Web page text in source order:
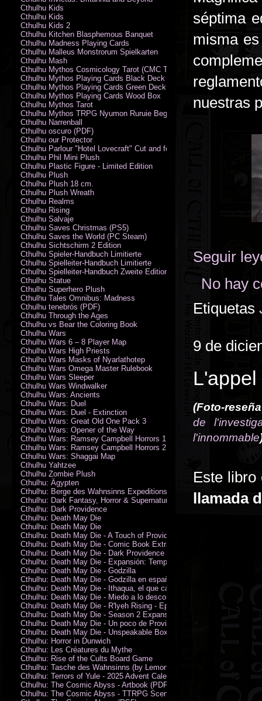
séptima
misma
nuestras
Seguir
No hay
Etiquetas
9 de
(Foto-
de
l'innommable
Este
llamada
Cthulhu Kids
Cthulhu Kids
Cthulhu Kids 2
Cthulhu Kitchen Blasphemous Banquet
Cthulhu Madness Playing Cards
Cthulhu Malleus Monstrorum Spielkarten
Cthulhu Mash
Cthulhu Mythos Cosmicology Tarot (CMC Tarot - Old Whispers)
Cthulhu Mythos Playing Cards Black Deck
Cthulhu Mythos Playing Cards Green Deck
Cthulhu Mythos Playing Cards Wood Box
Cthulhu Mythos Tarot
Cthulhu Mythos TRPG Nyumon Ruruie Beginners
Cthulhu Narrenball
Cthulhu oscuro (PDF)
Cthulhu our Protector
Cthulhu Parlour "Hotel Lovecraft" Cut and fold Game-Cards
Cthulhu Phil Mini Plush
Cthulhu Plastic Figure - Limited Edition
Cthulhu Plush
Cthulhu Plush 18 cm.
Cthulhu Plush Wreath
Cthulhu Realms
Cthulhu Rising
Cthulhu Salvaje
Cthulhu Saves Christmas (PS5)
Cthulhu Saves the World (PC Steam)
Cthulhu Sichtschirm 2 Edition
Cthulhu Spieler-Handbuch Limitierte
Cthulhu Spielleiter-Handbuch Limitierte
Cthulhu Spielleiter-Handbuch Zweite Edition
Cthulhu Statue
Cthulhu Superhero Plush
Cthulhu Tales Omnibus: Madness
Cthulhu tenebrós (PDF)
Cthulhu Through the Ages
Cthulhu vs Bear the Coloring Book
Cthulhu Wars
Cthulhu Wars 6 – 8 Player Map
Cthulhu Wars High Priests
Cthulhu Wars Masks of Nyarlathotep
Cthulhu Wars Omega Master Rulebook
Cthulhu Wars Sleeper
Cthulhu Wars Windwalker
Cthulhu Wars: Ancients
Cthulhu Wars: Duel
Cthulhu Wars: Duel - Extinction
Cthulhu Wars: Great Old One Pack 3
Cthulhu Wars: Opener of the Way
Cthulhu Wars: Ramsey Campbell Horrors 1
Cthulhu Wars: Ramsey Campbell Horrors 2
Cthulhu Wars: Shaggai Map
Cthulhu Yahtzee
Cthulhu Zombie Plush
Cthulhu: Ägypten
Cthulhu: Berge des Wahnsinns Expeditionspack
Cthulhu: Dark Fantasy, Horror & Supernatural Movies
Cthulhu: Dark Providence
Cthulhu: Death May Die
Cthulhu: Death May Die
Cthulhu: Death May Die - A Touch of Providence
Cthulhu: Death May Die - Comic Book Extras vol. 2
Cthulhu: Death May Die - Dark Providence Investigators
Cthulhu: Death May Die - Expansión: Temporada 2
Cthulhu: Death May Die - Godzilla
Cthulhu: Death May Die - Godzilla en español
Cthulhu: Death May Die - Ithaqua, el que camina en el viento
Cthulhu: Death May Die - Miedo a lo desconocido
Cthulhu: Death May Die - R'lyeh Rising - Epic Episode
Cthulhu: Death May Die - Season 2 Expansion
Cthulhu: Death May Die - Un poco de Providence
Cthulhu: Death May Die - Unspeakable Box
Cthulhu: Horror in Dunwich
Cthulhu: Les Créatures du Mythe
Cthulhu: Rise of the Cults Board Game
Cthulhu: Tasche des Wahnsinns (by Lemonfish)
Cthulhu: Terrors of Yule - 2025 Advent Calendar
Cthulhu: The Cosmic Abyss - Artbook (PDF)
Cthulhu: The Cosmic Abyss - TTRPG Scenario - Arkham Horror (PDF)